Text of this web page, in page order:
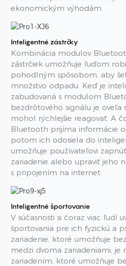
ekonomickým výhodám.
Inteligentné zástrčky
Kombinácia modulov
zástrčiek umožňuje ľuďom
pohodlným spôsobom, aby
množstvo odpadu. Keď je
zabudovaná s modulom
bezdrôtového signálu je oveľa
mohol rýchlejšie reagovať. A
Bluetooth prijíma informácie
potom ich odosiela do
umožňuje používateľovi
zariadenie alebo upraviť jeho
s pripojením na internet.
Inteligentné športovanie
V súčasnosti si čoraz viac ľudí
športovania pre ich fyzickú a
zariadenie, ktoré umožňuje
medzi dvoma zariadeniami,
zariadením, ktoré umožňuje